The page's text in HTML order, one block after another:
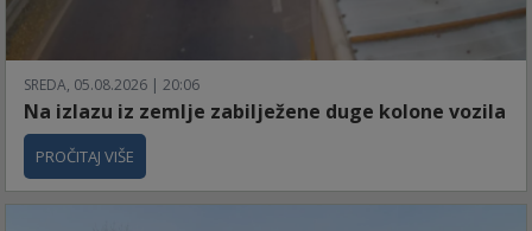
SREDA, 05.08.2026 | 20:06
Na izlazu iz zemlje zabilježene duge kolone vozila
PROČITAJ VIŠE